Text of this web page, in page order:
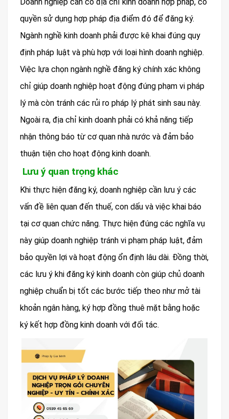
quyền sử dụng hợp pháp địa điểm đó để đăng ký.
Ngành nghề kinh doanh phải được kê khai đúng quy
định pháp luật và phù hợp với loại hình doanh nghiệp.
Việc lựa chọn ngành nghề đăng ký chính xác không
chỉ giúp doanh nghiệp hoạt động đúng phạm vi pháp
lý mà còn tránh các rủi ro pháp lý phát sinh sau này.
Ngoài ra, địa chỉ kinh doanh phải có khả năng tiếp
nhận thông báo từ cơ quan nhà nước và đảm bảo
thuận tiện cho hoạt động kinh doanh.
Lưu ý quan trọng khác
Khi thực hiện đăng ký, doanh nghiệp cần lưu ý các
vấn đề liên quan đến thuế, con dấu và việc khai báo
tại cơ quan chức năng. Thực hiện đúng các nghĩa vụ
này giúp doanh nghiệp tránh vi phạm pháp luật, đảm
bảo quyền lợi và hoạt động ổn định lâu dài. Đồng thời,
các lưu ý khi đăng ký kinh doanh còn giúp chủ doanh
nghiệp chuẩn bị tốt các bước tiếp theo như mở tài
khoản ngân hàng, ký hợp đồng thuê mặt bằng hoặc
ký kết hợp đồng kinh doanh với đối tác.